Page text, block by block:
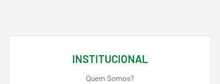
INSTITUCIONAL
Quem Somos?